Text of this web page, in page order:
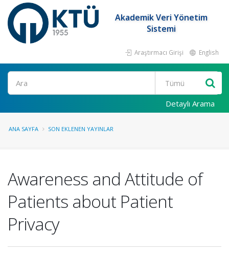
Akademik Veri Yönetim
Sistemi
Araştırmacı Girişi English
Ara
Detaylı Arama
ANA SAYFA SON EKLENEN YAYINLAR
Awareness and Attitude of
Patients about Patient
Privacy